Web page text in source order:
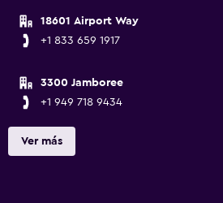
18601 Airport Way
+1 833 659 1917
3300 Jamboree
+1 949 718 9434
Ver más